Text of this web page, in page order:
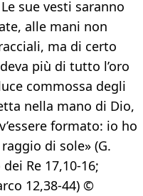
sue vesti saranno
alle mani non
ma di certo
più di tutto l’oro
commossa degli
nella mano di Dio,
formato: io ho
di sole» (G.
Re 17,10-16;
12,38-44) ©